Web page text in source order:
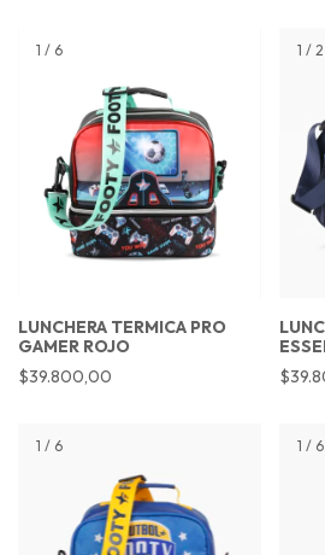
1 / 6
LUNCHERA TERMICA PRO
GAMER ROJO
$39.800,00
1 / 2
1 / 6 1 / 6